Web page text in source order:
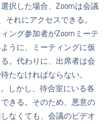
択した場合、Zoomは会議
それにアクセスできる。
ング参加者がZoomミーテ
うに、ミーティングに仮
。代わりに、出席者は会
たなければならない。
しかし、待合室にいる各
きる。そのため、悪意の
なくても、会議のビデオ